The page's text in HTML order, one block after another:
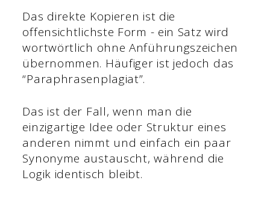
Das direkte Kopieren ist die
offensichtlichste Form - ein Satz wird
wortwörtlich ohne Anführungszeichen
übernommen. Häufiger ist jedoch das
“Paraphrasenplagiat”.
Das ist der Fall, wenn man die
einzigartige Idee oder Struktur eines
anderen nimmt und einfach ein paar
Synonyme austauscht, während die
Logik identisch bleibt.